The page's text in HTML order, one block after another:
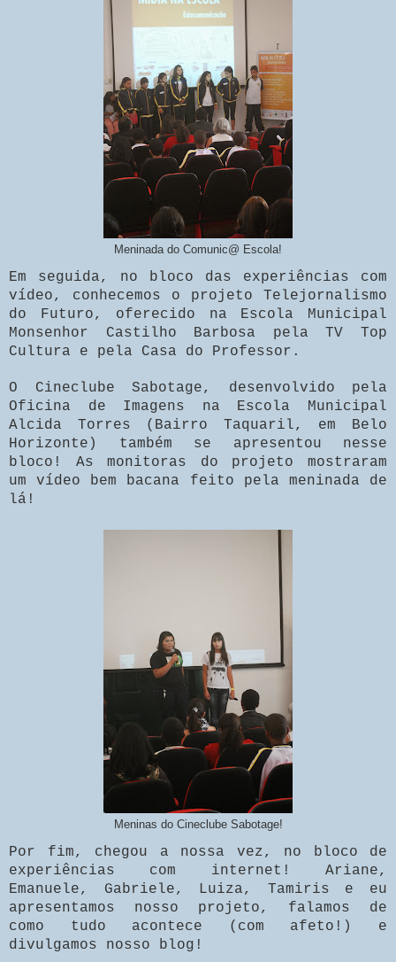
Meninada do Comunic@ Escola!
Em seguida, no bloco das experiências com
vídeo, conhecemos o projeto Telejornalismo
do Futuro, oferecido na Escola Municipal
Monsenhor Castilho Barbosa pela TV Top
Cultura e pela Casa do Professor.
O Cineclube Sabotage, desenvolvido pela
Oficina de Imagens na Escola Municipal
Alcida Torres (Bairro Taquaril, em Belo
Horizonte) também se apresentou nesse
bloco! As monitoras do projeto mostraram
um vídeo bem bacana feito pela meninada de
lá!
Meninas do Cineclube Sabotage!
Por fim, chegou a nossa vez, no bloco de
experiências com internet! Ariane,
Emanuele, Gabriele, Luiza, Tamiris e eu
apresentamos nosso projeto, falamos de
como tudo acontece (com afeto!) e
divulgamos nosso blog!